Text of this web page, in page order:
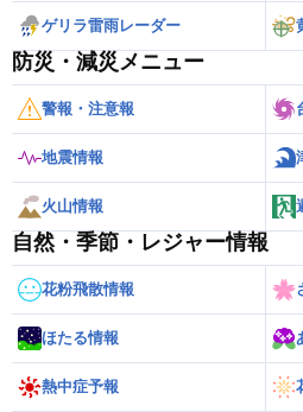
ゲリラ雷雨レーダー
防災・減災メニュー
警報・注意報
地震情報
火山情報
自然・季節・レジャー情報
花粉飛散情報
ほたる情報
熱中症予報